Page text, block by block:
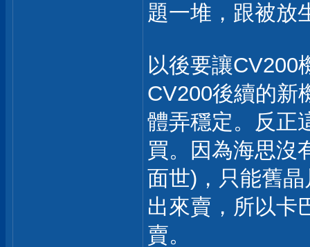
題一堆，跟被放
以後要讓CV200
CV200後續的新
體弄穩定。反正
買。因為海思沒
面世)，只能舊
出來賣，所以卡
賣。